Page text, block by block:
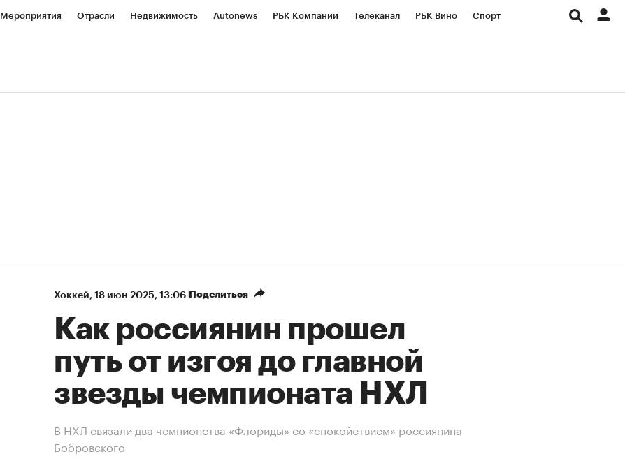
Мероприятия Отрасли Недвижимость Autonews РБК Компании Телеканал РБК Вино Спорт
Хоккей⁠, 18 июн 2025, 13:06 Поделиться
Как россиянин прошел
путь от изгоя до главной
звезды чемпионата НХЛ
В НХЛ связали два чемпионства «Флориды» со «спокойствием» россиянина
Бобровского